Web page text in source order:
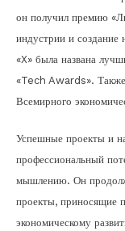
он получил премию
индустрии и
«X» была названа
«Tech Awards». Также
Всемирного
Успешные проекты и
профессиональный
мышлению. Он
проекты, приносящие
экономическому